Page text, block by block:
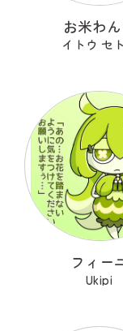
お米わ
イトウ セ
フィー
Ukipi